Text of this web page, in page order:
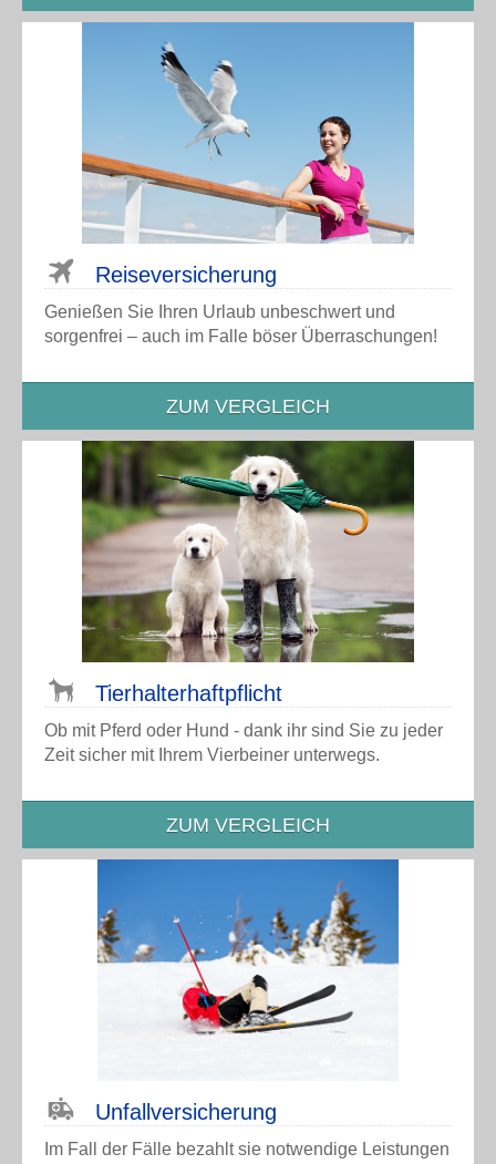
Reise­versicherung
Genießen Sie Ihren Urlaub unbeschwert und
sorgenfrei – auch im Falle böser Überraschungen!
ZUM VERGLEICH
Tier­halter­haft­pflicht
Ob mit Pferd oder Hund - dank ihr sind Sie zu jeder
Zeit sicher mit Ihrem Vierbeiner unterwegs.
ZUM VERGLEICH
Unfall­versicherung
Im Fall der Fälle bezahlt sie notwendige Leistungen